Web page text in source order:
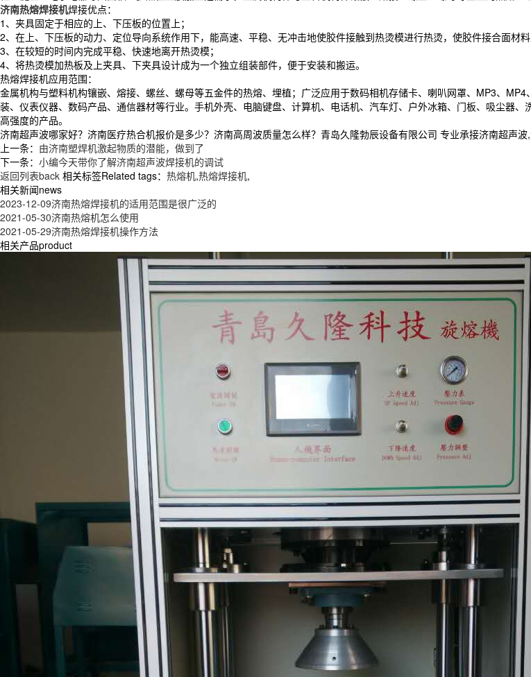
济南热熔焊接机焊接优点：
1、夹具固定于相应的上、下压板的位置上；
2、在上、下压板的动力、定位导向系统作用下，能高速、平稳、无冲击地使胶件接触到热烫模进行热烫，使胶件接合面材料
3、在较短的时间内完成平稳、快速地离开热烫模；
4、将热烫模加热板及上夹具、下夹具设计成为一个独立组装部件，便于安装和搬运。
热熔焊接机应用范围：
金属机构与塑料机构镶嵌、熔接、螺丝、螺母等五金件的热熔、埋植；广泛应用于数码相机存储卡、喇叭网罩、MP3、
装、仪表仪器、数码产品、通信器材等行业。手机外壳、电脑键盘、计算机、电话机、汽车灯、户外冰箱、门板、吸尘器
高强度的产品。
济南超声波哪家好？济南医疗热合机报价是多少？济南高周波质量怎么样？青岛久隆勃辰设备有限公司 专业承接济南超声
上一条： 由济南塑焊机激起物质的潜能，做到了
下一条： 小编今天带你了解济南超声波焊接机的调试
返回列表back 相关标签Related tags： 热熔机,热熔焊接机,
相关新闻news
2023-12-09济南热熔焊接机的适用范围是很广泛的
2021-05-30济南热熔机怎么使用
2021-05-29济南热熔焊接机操作方法
相关产品product